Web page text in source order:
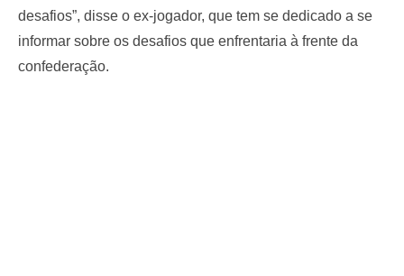
desafios”, disse o ex-jogador, que tem se dedicado a se
informar sobre os desafios que enfrentaria à frente da
confederação.